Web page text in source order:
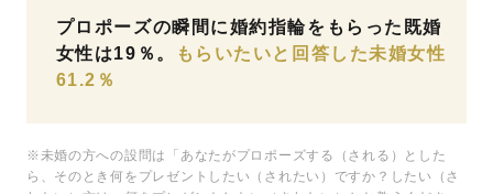
プロポーズの瞬間に婚約指輪をもらった既婚
女性は19％。
もらいたいと回答した未婚女性
61.2％
※未婚の方への設問は「あなたがプロポーズする（される）とした
ら、そのとき何をプレゼントしたい（されたい）ですか？したい（さ